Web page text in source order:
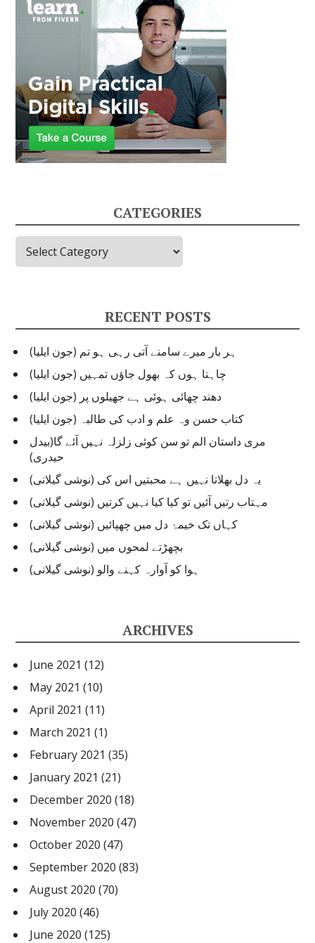
CATEGORIES
Categories
RECENT POSTS
ہر بار میرے سامنے آتی رہی ہو تم (جون ایلیا)
چاہتا ہوں کہ بھول جاؤں تمہیں (جون ایلیا)
دھند چھائی ہوئی ہے جھیلوں پر (جون ایلیا)
کتاب حسن وہ علم و ادب کی طالبہ (جون ایلیا)
مری داستان الم تو سن کوئی زلزلہ نہیں آئے گا(بیدل
حیدری)
یہ دل بھلاتا نہیں ہے محبتیں اس کی (نوشی گیلانی)
مہتاب رتیں آئیں تو کیا کیا نہیں کرتیں (نوشی گیلانی)
کہاں تک خیمۂ دل میں چھپائیں (نوشی گیلانی)
بچھڑتے لمحوں میں (نوشی گیلانی)
ہوا کو آوارہ کہنے والو (نوشی گیلانی)
ARCHIVES
June 2021 (12)
May 2021 (10)
April 2021 (11)
March 2021 (1)
February 2021 (35)
January 2021 (21)
December 2020 (18)
November 2020 (47)
October 2020 (47)
September 2020 (83)
August 2020 (70)
July 2020 (46)
June 2020 (125)